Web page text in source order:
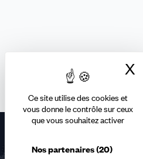
Ce site utilise des cookies et
vous donne le contrôle sur ceux
que vous souhaitez activer
Nos partenaires(20)
X
Retrouvez-